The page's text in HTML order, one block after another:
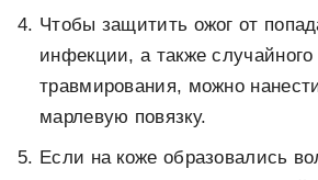
Чтобы защитить ожог от
инфекции, а также случайного
травмирования, можно
марлевую повязку.
Если на коже образовались